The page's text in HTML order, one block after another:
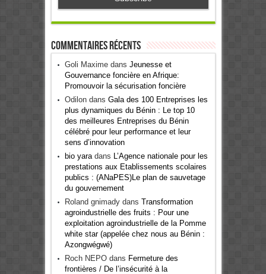
Commentaires récents
Goli Maximedans Jeunesse et
Gouvernance foncière en Afrique:
Promouvoir la sécurisation foncière
Odilondans Gala des 100 Entreprises les
plus dynamiques du Bénin : Le top 10
des meilleures Entreprises du Bénin
célébré pour leur performance et leur
sens d’innovation
bio yaradans
L’Agence nationale pour les
prestations aux Etablissements scolaires
publics : (ANaPES)Le plan de sauvetage
du gouvernement
Roland gnimadydans Transformation
agroindustrielle des fruits : Pour une
exploitation agroindustrielle de la Pomme
white star (appelée chez nous au Bénin :
Azongwégwé)
Roch NEPOdans Fermeture des
frontières / De l’insécurité à la